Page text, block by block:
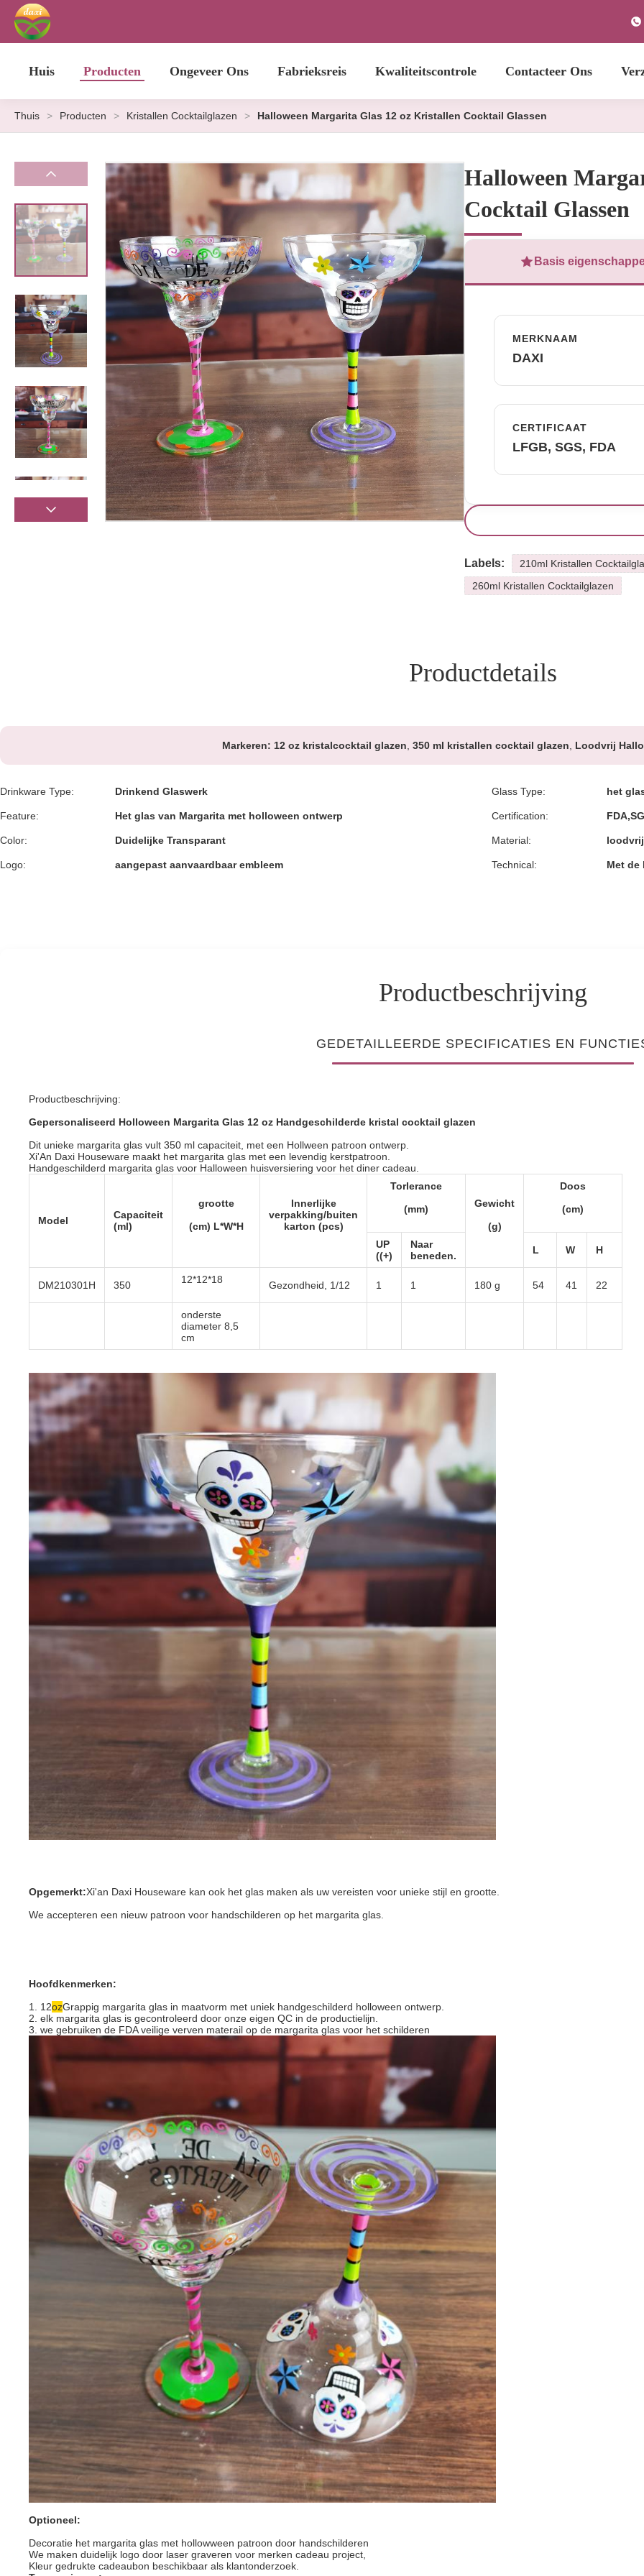
Huis Producten Ongeveer Ons Fabrieksreis Kwaliteitscontrole Contacteer Ons
Thuis > Producten > Kristallen Cocktailglazen > Halloween Margarita Glas 12 oz Kristallen Cocktail Glassen
Halloween
Cocktail Glassen
Basis
MERKNAAM
DAXI
CERTIFICAAT
LFGB, SGS, FDA
Labels:
210ml Kristallen
260ml Kristallen Cocktailglazen
Productdetails
Markeren: 12 oz kristalcocktail glazen 350 ml kristallen cocktail glazen Loodvrij
Drinkware Type: Drinkend Glaswerk Glass Type: het
Feature: Het glas van Margarita met holloween ontwerp Certification:
Color: Duidelijke Transparant Material:
Logo: aangepast aanvaardbaar embleem Technical: Met de
Productbeschrijving
GEDETAILLEERDE SPECIFICATIES EN
Productbeschrijving:
Gepersonaliseerd Holloween Margarita Glas 12 oz Handgeschilderde kristal cocktail glazen
Dit unieke margarita glas vult 350 ml capaciteit, met een Hollween patroon ontwerp.
Xi'An Daxi Houseware maakt het margarita glas met een levendig kerstpatroon.
Handgeschilderd margarita glas voor Halloween huisversiering voor het diner cadeau.
Model
Capaciteit
(ml)
grootte
(cm) L*W*H
Innerlijke
verpakking/buiten
karton (pcs)
Torlerance
(mm)
Gewicht
(g)
Doos
(cm)
UP
((+)
Naar
beneden.
L W H
DM210301H 350 12*12*18 Gezondheid, 1/12 1 1 180 g 54 41 22
onderste
diameter 8,5
cm
Opgemerkt:Xi'an Daxi Houseware kan ook het glas maken als uw vereisten voor unieke stijl en grootte.
We accepteren een nieuw patroon voor handschilderen op het margarita glas.
Hoofdkenmerken:
1. 12ozGrappig margarita glas in maatvorm met uniek handgeschilderd holloween ontwerp.
2. elk margarita glas is gecontroleerd door onze eigen QC in de productielijn.
3. we gebruiken de FDA veilige verven materail op de margarita glas voor het schilderen
Optioneel:
Decoratie het margarita glas met hollowween patroon door handschilderen
We maken duidelijk logo door laser graveren voor merken cadeau project,
Kleur gedrukte cadeaubon beschikbaar als klantonderzoek.